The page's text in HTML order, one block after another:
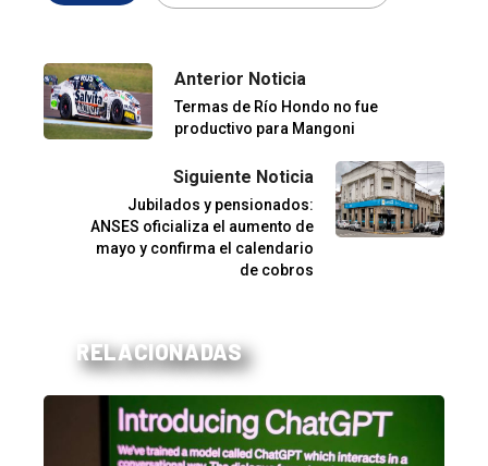
Anterior Noticia
Termas de Río Hondo no fue
productivo para Mangoni
Siguiente Noticia
Jubilados y pensionados:
ANSES oficializa el aumento de
mayo y confirma el calendario
de cobros
RELACIONADAS